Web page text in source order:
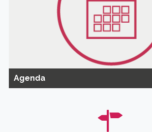
Agenda